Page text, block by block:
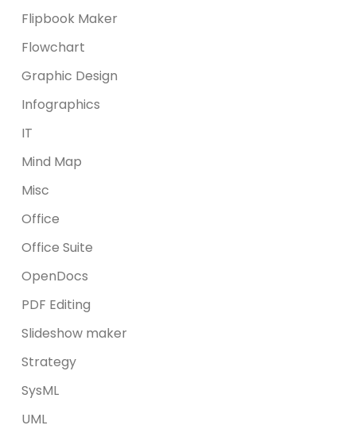
Flipbook Maker
Flowchart
Graphic Design
Infographics
IT
Mind Map
Misc
Office
Office Suite
OpenDocs
PDF Editing
Slideshow maker
Strategy
SysML
UML